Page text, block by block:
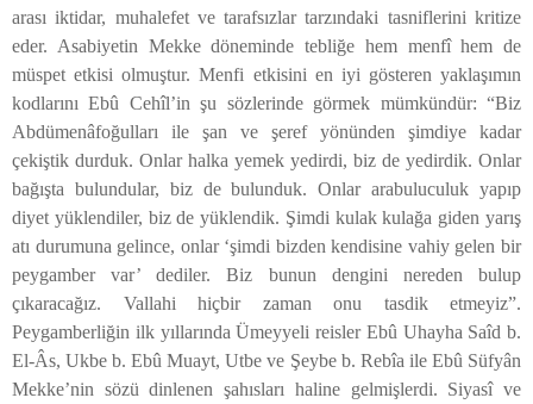
arası iktidar, muhalefet ve tarafsızlar tarzındaki tasniflerini kritize
eder. Asabiyetin Mekke döneminde tebliğe hem menfî hem de
müspet etkisi olmuştur. Menfi etkisini en iyi gösteren yaklaşımın
kodlarını Ebû Cehîl’in şu sözlerinde görmek mümkündür: “Biz
Abdümenâfoğulları ile şan ve şeref yönünden şimdiye kadar
çekiştik durduk. Onlar halka yemek yedirdi, biz de yedirdik. Onlar
bağışta bulundular, biz de bulunduk. Onlar arabuluculuk yapıp
diyet yüklendiler, biz de yüklendik. Şimdi kulak kulağa giden yarış
atı durumuna gelince, onlar ‘şimdi bizden kendisine vahiy gelen bir
peygamber var’ dediler. Biz bunun dengini nereden bulup
çıkaracağız. Vallahi hiçbir zaman onu tasdik etmeyiz”.
Peygamberliğin ilk yıllarında Ümeyyeli reisler Ebû Uhayha Saîd b.
El-Âs, Ukbe b. Ebû Muayt, Utbe ve Şeybe b. Rebîa ile Ebû Süfyân
Mekke’nin sözü dinlenen şahısları haline gelmişlerdi. Siyasî ve